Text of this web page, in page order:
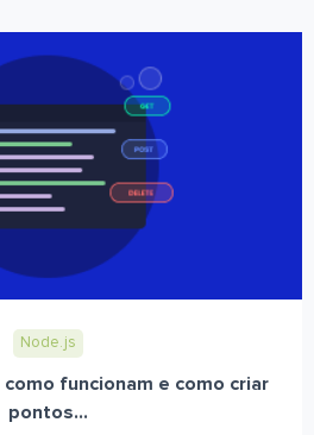
Node.js
como funcionam e como criar
pontos...